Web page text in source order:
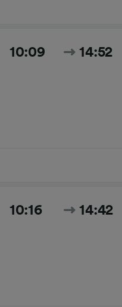
10:09 14:52
10:16 14:42